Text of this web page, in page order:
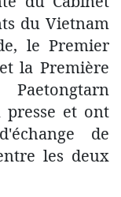
du Vietnam
le Premier
la Première
et ont
de
les deux